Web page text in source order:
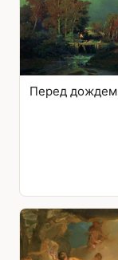
Перед дождем